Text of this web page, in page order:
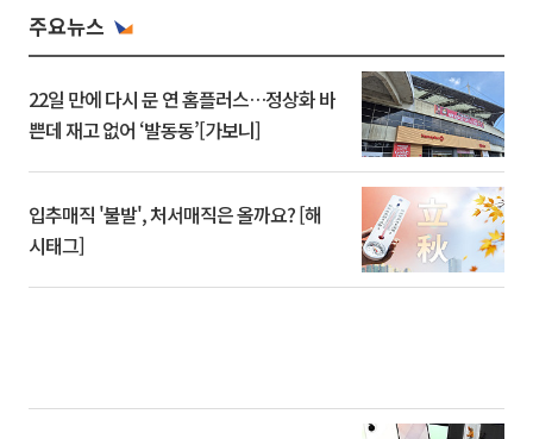
주요뉴스
22일 만에 다시 문 연 홈플러스…정상화 바
쁜데 재고 없어 ‘발동동’[가보니]
입추매직 '불발', 처서매직은 올까요? [해
시태그]